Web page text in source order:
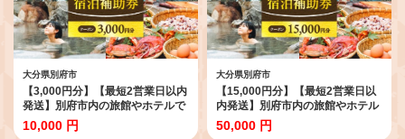
大分県別府市
【3,000円分】【最短2営業日以内
発送】別府市内の旅館やホテルで
使用できる宿泊補助券 楽しい旅
の思い出を！ 宿泊券 大分県 別府
10,000 円
大分県別府市
【15,000円分】【最短2営業日以
内発送】別府市内の旅館やホテル
で使用できる宿泊補助券 楽しい
旅の思い出を！ 宿泊券 大分県 別
50,000 円